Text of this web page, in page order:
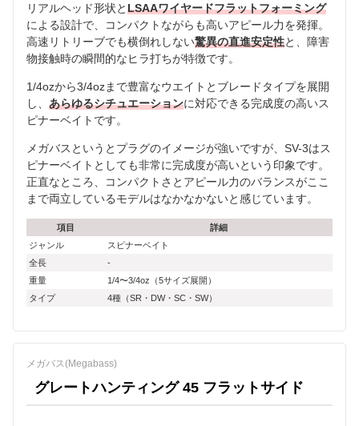
リアルヘッド形状とLSAAワイヤードフラットフォーミング
による設計で、コンパクトながらも高いアピール力を発揮。
高速リトリーブでも横倒れしない驚異の直進安定性と、障害
物接触時の瞬間的なヒラ打ちが特徴です。
1/4ozから3/4ozまで豊富なウエイトとブレードタイプを展開
し、 あらゆるシチュエーションに対応できる完成度の高いス
ピナーベイトです。
メガバスというとプラグのイメージが強いですが、SV-3はス
ピナーベイトとしても非常に完成度が高いという印象です。
正直なところ、コンパクトさとアピール力のバランスがここ
まで両立しているモデルはなかなかないと感じています。
項目
詳細
ジャンル
スピナーベイト
全長
-
重量
1/4〜3/4oz（5サイズ展開）
タイプ
4種（SR・DW・SC・SW）
メガバス(Megabass)
グレートハンティング 45 フラットサイド